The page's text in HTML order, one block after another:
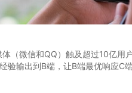
（微信和QQ）触及超过10亿用
验输出到B端，让B端最优响应